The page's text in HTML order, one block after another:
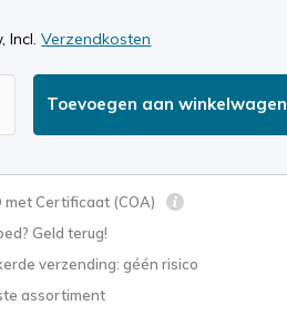
Incl.Verzendkosten
Toevoegen aan winkelwagen
met Certificaat (COA)
Geld terug!
verzending: géén risico
assortiment